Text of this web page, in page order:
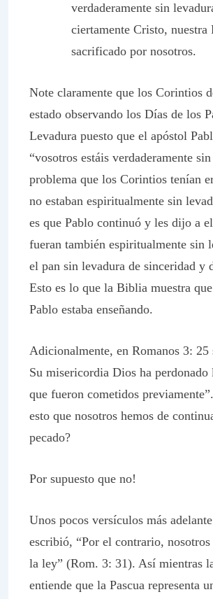
verdaderamente sin
ciertamente Cristo, nuestra
sacrificado por nosotros.
Note claramente que los Corintios
estado observando los Días de los
Levadura puesto que el apóstol
“vosotros estáis verdaderamente
problema que los Corintios tenían
no estaban espiritualmente sin
es que Pablo continuó y les dijo a
fueran también espiritualmente sin
el pan sin levadura de sinceridad y
Esto es lo que la Biblia muestra
Pablo estaba enseñando.
Adicionalmente, en Romanos 3: 25
Su misericordia Dios ha perdonado
que fueron cometidos
esto que nosotros hemos de
pecado?
Por supuesto que no!
Unos pocos versículos más
escribió, “Por el contrario, nosotros
la ley” (Rom. 3: 31). Así mientras
entiende que la Pascua representa